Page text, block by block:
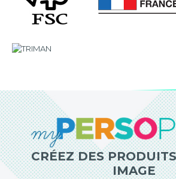
CRÉEZ DES
IMAGE